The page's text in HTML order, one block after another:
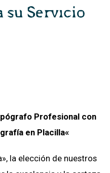
Profesional con
en Placilla«
la elección de nuestros